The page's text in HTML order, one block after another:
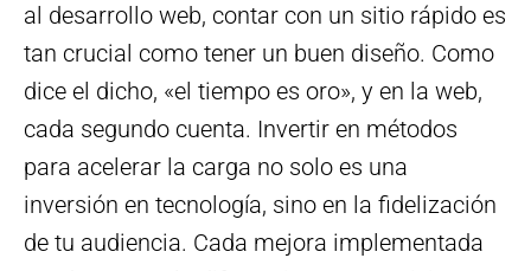
al desarrollo web, contar con un sitio rápido es
tan crucial como tener un buen diseño. Como
dice el dicho, «el tiempo es oro», y en la web,
cada segundo cuenta. Invertir en métodos
para acelerar la carga no solo es una
inversión en tecnología, sino en la fidelización
de tu audiencia. Cada mejora implementada